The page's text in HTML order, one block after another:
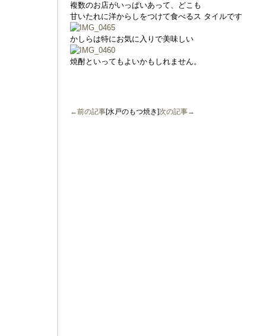
複数のお店がいっぱいあって、どこも
甘いたれに洋からしをつけて食べるス タイルです
かしらは特にお気に入りで美味しい
焼酎といってもよいかもしれません。
←前の記事[水戸のもつ焼き]次の記事→